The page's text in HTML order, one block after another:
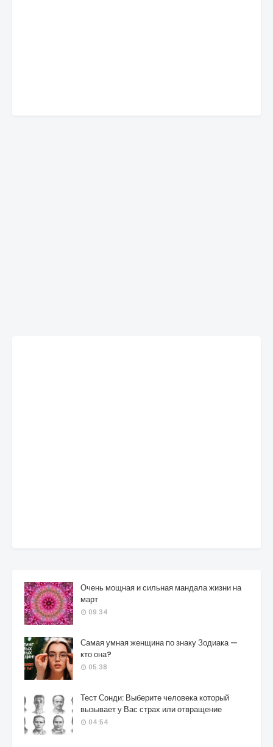
Очень мощная и сильная мандала жизни на
март
09:34
Самая умная женщина по знаку Зодиака —
кто она?
05:38
Тест Сонди: Выберите человека который
вызывает у Вас страх или отвращение
04:54